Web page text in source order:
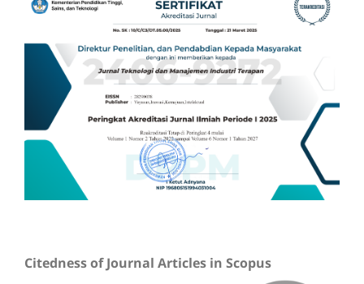
Citedness of Journal Articles in Scopus